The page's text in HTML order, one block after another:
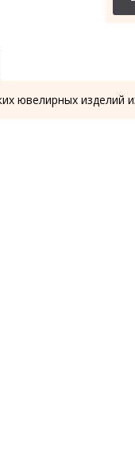
ювелирных изделий